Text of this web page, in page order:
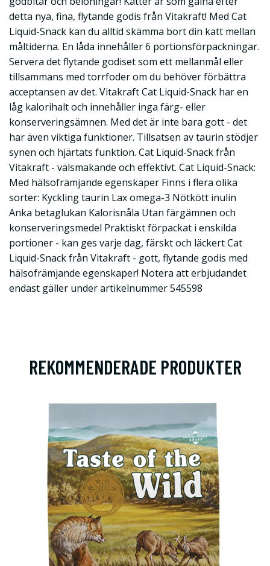
detta nya, fina, flytande godis från Vitakraft! Med Cat
Liquid-Snack kan du alltid skämma bort din katt mellan
måltiderna. En låda innehåller 6 portionsförpackningar.
Servera det flytande godiset som ett mellanmål eller
tillsammans med torrfoder om du behöver förbättra
acceptansen av det. Vitakraft Cat Liquid-Snack har en
låg kalorihalt och innehåller inga färg- eller
konserveringsämnen. Med det är inte bara gott - det
har även viktiga funktioner. Tillsatsen av taurin stödjer
synen och hjärtats funktion. Cat Liquid-Snack från
Vitakraft - välsmakande och effektivt. Cat Liquid-Snack:
Med hälsofrämjande egenskaper Finns i flera olika
sorter: Kyckling taurin Lax omega-3 Nötkött inulin
Anka betaglukan Kalorisnåla Utan färgämnen och
konserveringsmedel Praktiskt förpackat i enskilda
portioner - kan ges varje dag, färskt och läckert Cat
Liquid-Snack från Vitakraft - gott, flytande godis med
hälsofrämjande egenskaper! Notera att erbjudandet
endast gäller under artikelnummer 545598
REKOMMENDERADE PRODUKTER